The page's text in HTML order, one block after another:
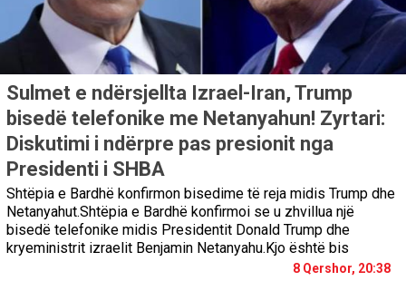
Sulmet e ndërsjellta Izrael-Iran, Trump
bisedë telefonike me Netanyahun! Zyrtari:
Diskutimi i ndërpre pas presionit nga
Presidenti i SHBA
Shtëpia e Bardhë konfirmon bisedime të reja midis Trump dhe
Netanyahut.Shtëpia e Bardhë konfirmoi se u zhvillua një
bisedë telefonike midis Presidentit Donald Trump dhe
kryeministrit izraelit Benjamin Netanyahu.Kjo është bis
8 Qershor, 20:38